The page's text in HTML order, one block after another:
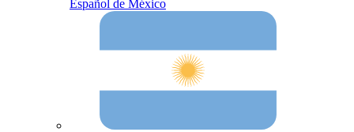
Español de México